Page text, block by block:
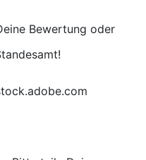
Bewertung oder